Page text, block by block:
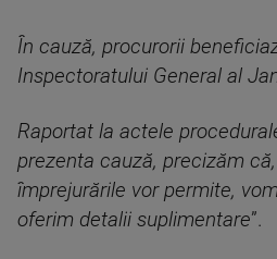
În cauză, procurorii
Inspectoratului General al
Raportat la actele
prezenta cauză, precizăm
împrejurările vor permite,
oferim detalii suplimentare”.